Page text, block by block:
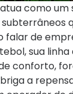
como um
falar de
sua linha
conforto,
a